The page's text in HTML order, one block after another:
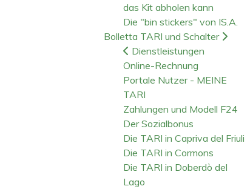
das Kit abholen kann
Die "bin stickers" von IS.A.
Bolletta TARI und Schalter
Dienstleistungen
Online-Rechnung
Portale Nutzer - MEINE
TARI
Zahlungen und Modell F24
Der Sozialbonus
Die TARI in Capriva del Friuli
Die TARI in Cormons
Die TARI in Doberdò del
Lago